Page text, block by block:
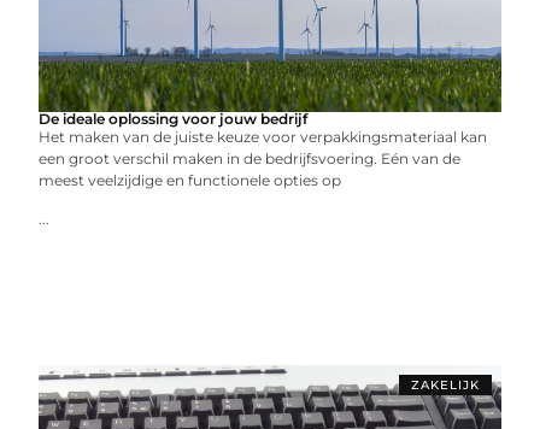
De ideale oplossing voor jouw bedrijf
Het maken van de juiste keuze voor verpakkingsmateriaal kan
een groot verschil maken in de bedrijfsvoering. Eén van de
meest veelzijdige en functionele opties op
...
ZAKELIJK